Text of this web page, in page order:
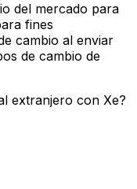
del mercado para
fines
cambio al enviar
de cambio de
extranjero con Xe?